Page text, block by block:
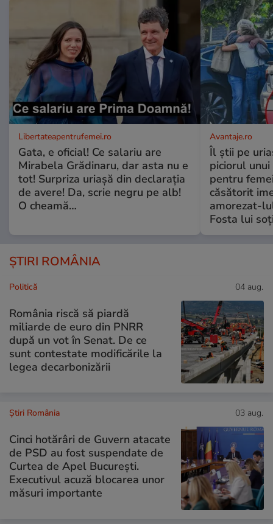
Libertateapentrufemei.ro
Gata, e oficial! Ce salariu are
Mirabela Grădinaru, dar asta nu e
tot! Surpriza uriașă din declarația
de avere! Da, scrie negru pe alb!
O cheamă…
Avantaje.ro
Îl știi pe
piciorul
pentru
căsătorit
amorezat-
Fosta lui
ȘTIRI ROMÂNIA
Politică 04 aug.
România riscă să piardă
miliarde de euro din PNRR
după un vot în Senat. De ce
sunt contestate modificările la
legea decarbonizării
Știri România 03 aug.
Cinci hotărâri de Guvern atacate
de PSD au fost suspendate de
Curtea de Apel București.
Executivul acuză blocarea unor
măsuri importante